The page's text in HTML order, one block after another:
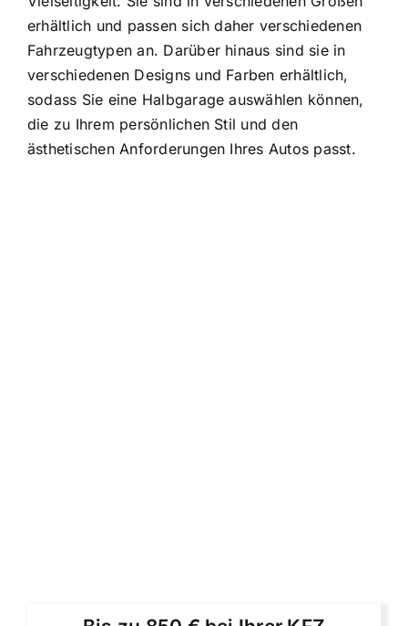
erhältlich und passen sich daher verschiedenen
Fahrzeugtypen an. Darüber hinaus sind sie in
verschiedenen Designs und Farben erhältlich,
sodass Sie eine Halbgarage auswählen können,
die zu Ihrem persönlichen Stil und den
ästhetischen Anforderungen Ihres Autos passt.